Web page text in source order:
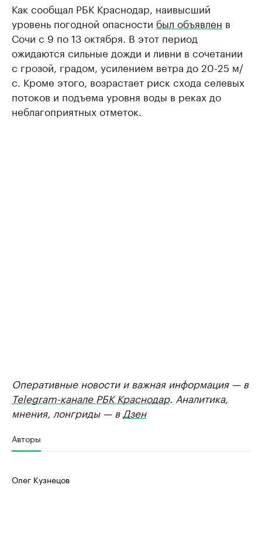
Как сообщал РБК Краснодар, наивысший
уровень погодной опасности был объявлен в
Сочи с 9 по 13 октября. В этот период
ожидаются сильные дожди и ливни в сочетании
с грозой, градом, усилением ветра до 20-25 м/
с. Кроме этого, возрастает риск схода селевых
потоков и подъема уровня воды в реках до
неблагоприятных отметок.
Оперативные новости и важная информация — в
Telegram-канале РБК Краснодар. Аналитика,
мнения, лонгриды — в Дзен
Авторы
Олег Кузнецов